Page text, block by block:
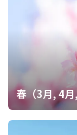
H9.5のアルカリ単
めなのがまたよい
浴室だが内湯と露
付けが無いので、受
春（3月, 4月